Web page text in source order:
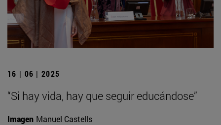
16 | 06 | 2025
“Si hay vida, hay que seguir educándose”
Imagen Manuel Castells